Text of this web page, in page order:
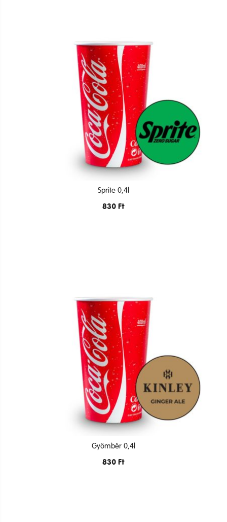
Sprite 0,4l
830 Ft
Gyömbér 0,4l
830 Ft